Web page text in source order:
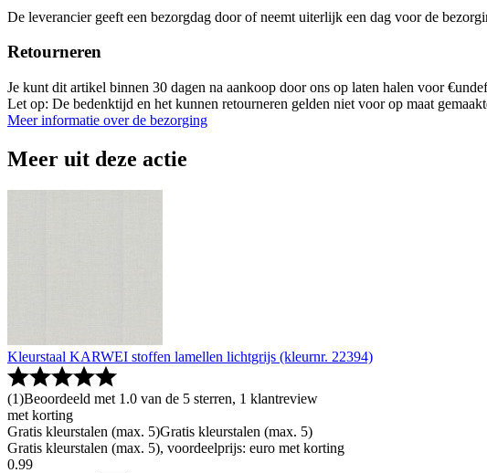
De leverancier geeft een bezorgdag door of neemt uiterlijk een dag voor de
Retourneren
Je kunt dit artikel binnen 30 dagen na aankoop door ons op laten halen voor
Let op: De bedenktijd en het kunnen retourneren gelden niet voor op maat
Meer informatie over de bezorging
Meer uit deze actie
Kleurstaal KARWEI stoffen lamellen lichtgrijs (kleurnr. 22394)
(1)Beoordeeld met 1.0 van de 5 sterren, 1 klantreview
met korting
Gratis kleurstalen (max. 5)Gratis kleurstalen (max. 5)
Gratis kleurstalen (max. 5), voordeelprijs: euro met korting
0.99